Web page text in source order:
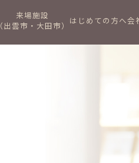
来場施設
（出雲市・大田市） はじめての方へ会